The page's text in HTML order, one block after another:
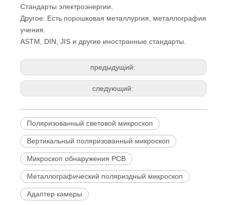
Стандарты электроэнергии.
Другое: Есть порошковая металлургия, металлография
учения.
ASTM, DIN, JIS и другие иностранные стандарты.
предыдущий:
следующий:
Поляризованный световой микроскоп
Вертикальный поляризованный микроскоп
Микроскоп обнаружения PCB
Металлографический поляриздный микроскоп
Адаптер камеры